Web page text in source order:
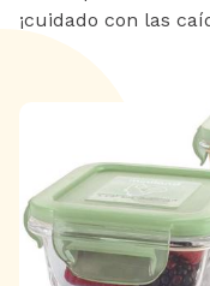
¡cuidado con las